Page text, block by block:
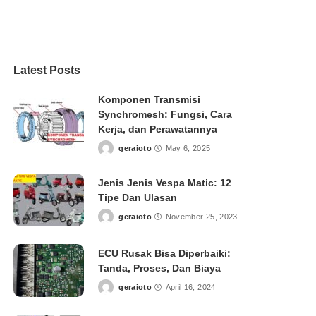
Latest Posts
Komponen Transmisi
Synchromesh: Fungsi, Cara
Kerja, dan Perawatannya
Postedgeraioto May 6, 2025
Jenis Jenis Vespa Matic: 12
Tipe Dan Ulasan
Postedgeraioto November 25, 2023
ECU Rusak Bisa Diperbaiki:
Tanda, Proses, Dan Biaya
Postedgeraioto April 16, 2024